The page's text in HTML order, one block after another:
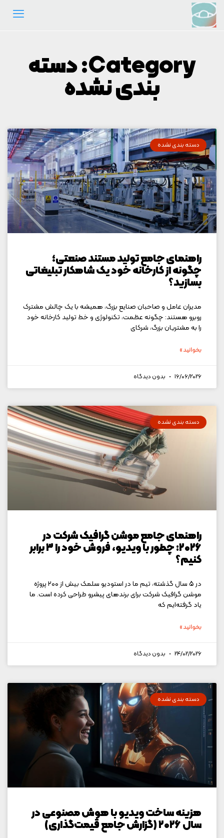
Category: دسته
بندی نشده
دسته بندی نشده
راهنمای جامع تولید مستند صنعتی؛
چگونه از کارخانه خود یک شاهکار تبلیغاتی
بسازید؟
مدیران عامل و صاحبان صنایع بزرگ، همیشه با یک چالش مشترک
روبرو هستند: چگونه عظمت، تکنولوژی و خط تولید کارخانه خود
را به مشتریان بزرگ، شرکای
بخوانید »
16/06/2026 بدون دیدگاه
دسته بندی نشده
راهنمای جامع موشن گرافیک شرکت در
۲۰۲۶: چطور با ویدیو، فروش خود را ۳ برابر
کنیم؟
در ۵ سال گذشته، تیم ما در استودیو سلمک بیش از ۲۰۰ پروژه
موشن گرافیک شرکت برای برندهای پیشرو طراحی کرده است. ما
یاد گرفته‌ایم که
بخوانید »
24/02/2026 بدون دیدگاه
دسته بندی نشده
هزینه ساخت ویدیو با هوش مصنوعی در
سال ۲۰۲۶ (گزارش جامع قیمت‌گذاری)